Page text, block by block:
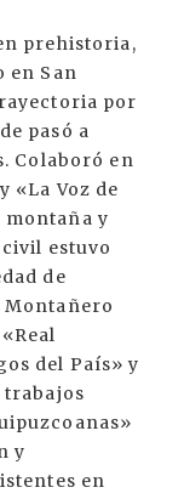
prehistoria,
en San
por
pasó a
Colaboró en
«La Voz de
montaña y
estuvo
de
Montañero
del País» y
trabajos
y
en